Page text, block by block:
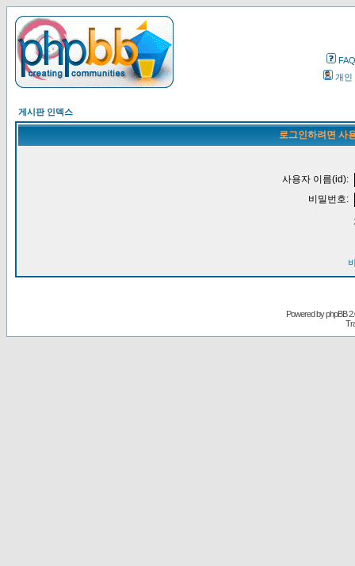
FAQ
개인
게시판 인덱스
로그인하려면 사
사용자 이름(id):
비밀번호:
Powered byphpBB